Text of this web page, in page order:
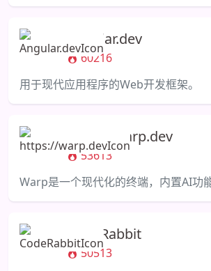
Angular.dev
60216
用于现代应用程序的Web开发框架。
https://warp.dev
53613
CodeRabbit
50513